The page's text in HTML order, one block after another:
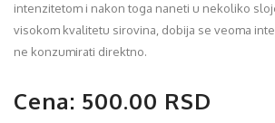
intenzitetom i nakon toga naneti u nekoliko
visokom kvalitetu sirovina, dobija se veoma
ne konzumirati direktno.
Cena: 500.00 RSD